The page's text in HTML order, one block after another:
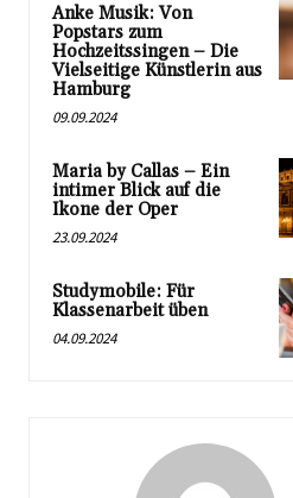
Anke Musik: Von
Popstars zum
Hochzeitssingen – Die
Vielseitige Künstlerin aus
Hamburg
09.09.2024
Maria by Callas – Ein
intimer Blick auf die
Ikone der Oper
23.09.2024
Studymobile: Für
Klassenarbeit üben
04.09.2024